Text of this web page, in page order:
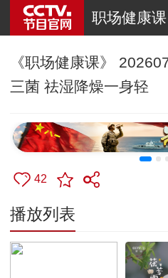
职场健康课
《职场健康课》
三菌 祛湿降燥一身轻
42
播放列表